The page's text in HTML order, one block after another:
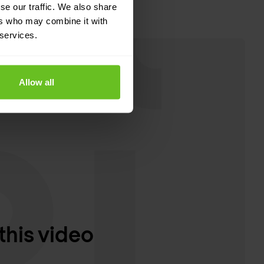
our traffic. We also share
who may combine it with
Allow all
video